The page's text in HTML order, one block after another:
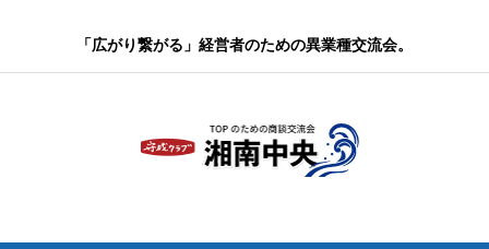
「広がり繋がる」経営者のための異業種交流会。